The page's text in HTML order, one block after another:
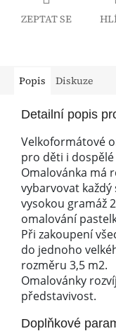
ZEPTAT SE
Popis Diskuze
Detailní popis
Velkoformátové
pro děti i
Omalovánka má
vybarvovat
vysokou gramáž
omalování
Při zakoupení
do jednoho
rozměru 3,5 m2.
Omalovánky
představivost.
Doplňkové